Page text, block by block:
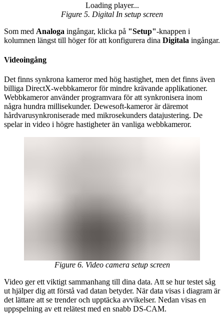
Loading player...
Loading video...Figure 5. Digital In setup screen
Som med Analoga ingångar, klicka på "Setup"-knappen i
kolumnen längst till höger för att konfigurera dina Digitala ingångar.
Videoingång
Det finns synkrona kameror med hög hastighet, men det finns även
billiga DirectX-webbkameror för mindre krävande applikationer.
Webbkameror använder programvara för att synkronisera inom
några hundra millisekunder. Dewesoft-kameror är däremot
hårdvarusynkroniserade med mikrosekunders datajustering. De
spelar in video i högre hastigheter än vanliga webbkameror.
Figure 6. Video camera setup screen
Video ger ett viktigt sammanhang till dina data. Att se hur testet såg
ut hjälper dig att förstå vad datan betyder. När data visas i diagram är
det lättare att se trender och upptäcka avvikelser. Nedan visas en
uppspelning av ett relätest med en snabb DS-CAM.